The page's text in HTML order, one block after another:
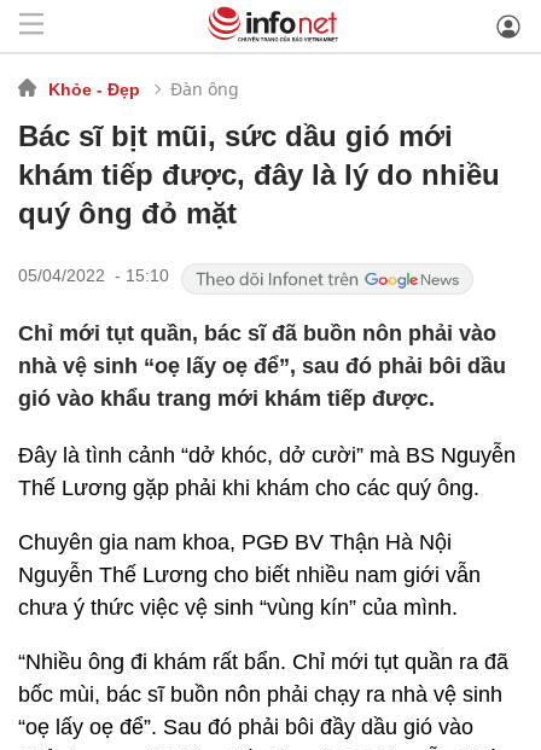
Khỏe - Đẹp Đàn ông
Bác sĩ bịt mũi, sức dầu gió mới
khám tiếp được, đây là lý do nhiều
quý ông đỏ mặt
05/04/2022 - 15:10
Chỉ mới tụt quần, bác sĩ đã buồn nôn phải vào
nhà vệ sinh “oẹ lấy oẹ để”, sau đó phải bôi dầu
gió vào khẩu trang mới khám tiếp được.
Đây là tình cảnh “dở khóc, dở cười” mà BS Nguyễn
Thế Lương gặp phải khi khám cho các quý ông.
Chuyên gia nam khoa, PGĐ BV Thận Hà Nội
Nguyễn Thế Lương cho biết nhiều nam giới vẫn
chưa ý thức việc vệ sinh “vùng kín” của mình.
“Nhiều ông đi khám rất bẩn. Chỉ mới tụt quần ra đã
bốc mùi, bác sĩ buồn nôn phải chạy ra nhà vệ sinh
“oẹ lấy oẹ để”. Sau đó phải bôi đầy dầu gió vào